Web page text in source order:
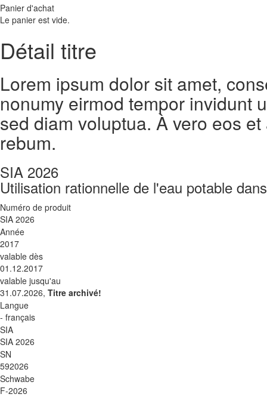
Panier d'achat
Le panier est vide.
Détail titre
Lorem ipsum dolor sit amet,
nonumy eirmod tempor invidunt
sed diam voluptua. À vero eos
rebum.
SIA 2026
Utilisation rationnelle de l'eau potable
Numéro de produit
SIA 2026
Année
2017
valable dès
01.12.2017
valable jusqu'au
31.07.2026, Titre archivé!
Langue
- français
SIA
SIA 2026
SN
592026
Schwabe
F-2026